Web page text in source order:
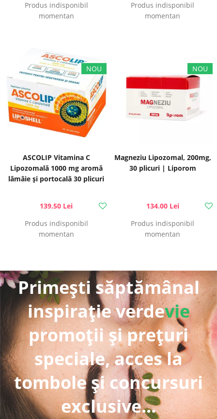
Produs indisponibil
momentan
Produs indisponibil
momentan
ASCOLIP Vitamina C
Lipozomală 1000 mg aromă
lămâie și portocală 30 plicuri
139.50 Lei
Produs indisponibil
momentan
Magneziu Lipozomal, 200mg,
30 plicuri | Liporom
134.00 Lei
Produs indisponibil
momentan
Primești săptămânal
inspirație verdevie
promoții și prețuri
speciale, acces la
tombole și concursuri
exclusive...